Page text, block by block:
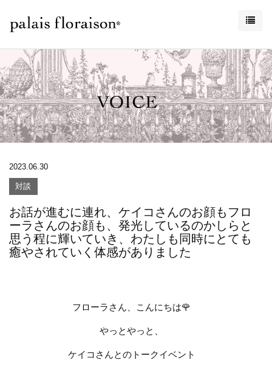
2023.06.30
対談
お話が進むに連れ、ケイコさんのお顔もフロ
ーラさんのお顔も、発光しているのかしらと
思う程に輝いていき、わたしも同時にとても
癒やされていく体感がありました
フローラさん、こんにちは🌹
やっとやっと、
ケイコさんとのトークイベント